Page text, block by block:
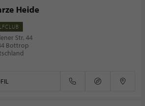
Heide
Str. 44
Bottrop